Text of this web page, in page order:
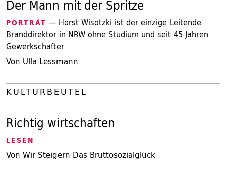
Der Mann mit der Spritze
PORTRÄT — Horst Wisotzki ist der einzige Leitende
Branddirektor in NRW ohne Studium und seit 45 Jahren
Gewerkschafter
Von Ulla Lessmann
KULTURBEUTEL
Richtig wirtschaften
LESEN
Von Wir Steigern Das Bruttosozialglück